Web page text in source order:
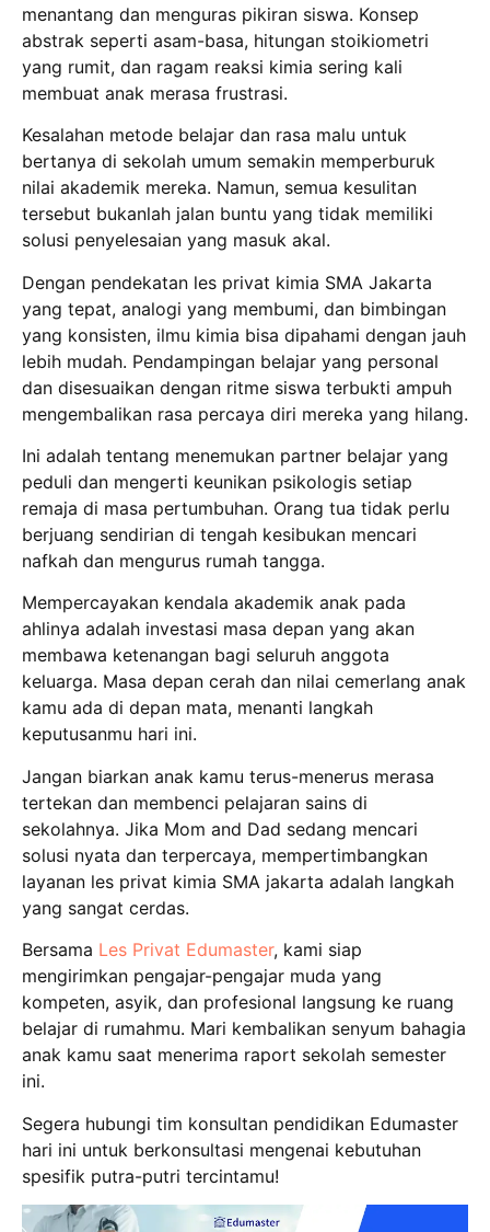
menantang dan menguras pikiran siswa. Konsep
abstrak seperti asam-basa, hitungan stoikiometri
yang rumit, dan ragam reaksi kimia sering kali
membuat anak merasa frustrasi.
Kesalahan metode belajar dan rasa malu untuk
bertanya di sekolah umum semakin memperburuk
nilai akademik mereka. Namun, semua kesulitan
tersebut bukanlah jalan buntu yang tidak memiliki
solusi penyelesaian yang masuk akal.
Dengan pendekatan les privat kimia SMA Jakarta
yang tepat, analogi yang membumi, dan bimbingan
yang konsisten, ilmu kimia bisa dipahami dengan jauh
lebih mudah. Pendampingan belajar yang personal
dan disesuaikan dengan ritme siswa terbukti ampuh
mengembalikan rasa percaya diri mereka yang hilang.
Ini adalah tentang menemukan partner belajar yang
peduli dan mengerti keunikan psikologis setiap
remaja di masa pertumbuhan. Orang tua tidak perlu
berjuang sendirian di tengah kesibukan mencari
nafkah dan mengurus rumah tangga.
Mempercayakan kendala akademik anak pada
ahlinya adalah investasi masa depan yang akan
membawa ketenangan bagi seluruh anggota
keluarga. Masa depan cerah dan nilai cemerlang anak
kamu ada di depan mata, menanti langkah
keputusanmu hari ini.
Jangan biarkan anak kamu terus-menerus merasa
tertekan dan membenci pelajaran sains di
sekolahnya. Jika Mom and Dad sedang mencari
solusi nyata dan terpercaya, mempertimbangkan
layanan les privat kimia SMA jakarta adalah langkah
yang sangat cerdas.
Bersama Les Privat Edumaster, kami siap
mengirimkan pengajar-pengajar muda yang
kompeten, asyik, dan profesional langsung ke ruang
belajar di rumahmu. Mari kembalikan senyum bahagia
anak kamu saat menerima raport sekolah semester
ini.
Segera hubungi tim konsultan pendidikan Edumaster
hari ini untuk berkonsultasi mengenai kebutuhan
spesifik putra-putri tercintamu!